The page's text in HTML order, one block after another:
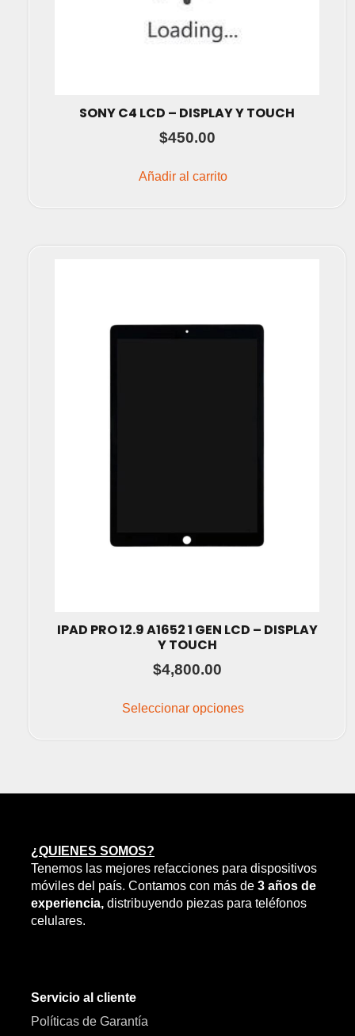
SONY C4 LCD – DISPLAY Y TOUCH
$450.00
Añadir al carrito
IPAD PRO 12.9 A1652 1 GEN LCD – DISPLAY
Y TOUCH
$4,800.00
Seleccionar opciones
múltiples
opciones
la
página
¿QUIENES SOMOS?
Tenemos las mejores refacciones para dispositivos
móviles del país. Contamos con más de 3 años de
experiencia, distribuyendo piezas para teléfonos
celulares.
Servicio al cliente
Políticas de Garantía